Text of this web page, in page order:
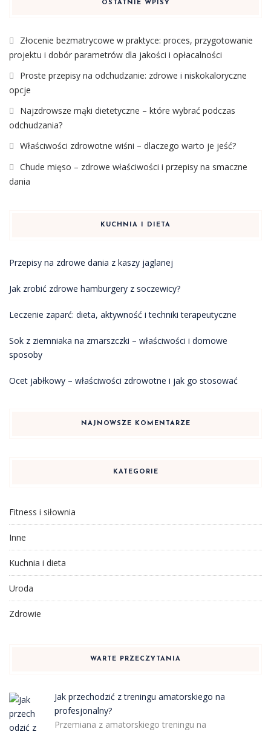
OSTATNIE WPISY
Złocenie bezmatrycowe w praktyce: proces, przygotowanie
projektu i dobór parametrów dla jakości i opłacalności
Proste przepisy na odchudzanie: zdrowe i niskokaloryczne
opcje
Najzdrowsze mąki dietetyczne – które wybrać podczas
odchudzania?
Właściwości zdrowotne wiśni – dlaczego warto je jeść?
Chude mięso – zdrowe właściwości i przepisy na smaczne
dania
KUCHNIA I DIETA
Przepisy na zdrowe dania z kaszy jaglanej
Jak zrobić zdrowe hamburgery z soczewicy?
Leczenie zaparć: dieta, aktywność i techniki terapeutyczne
Sok z ziemniaka na zmarszczki – właściwości i domowe
sposoby
Ocet jabłkowy – właściwości zdrowotne i jak go stosować
NAJNOWSZE KOMENTARZE
KATEGORIE
Fitness i siłownia
Inne
Kuchnia i dieta
Uroda
Zdrowie
WARTE PRZECZYTANIA
Jak przechodzić z treningu amatorskiego na
profesjonalny?
Przemiana z amatorskiego treningu na